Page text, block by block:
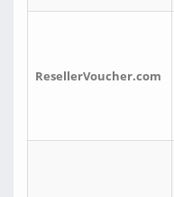
ResellerVoucher.com